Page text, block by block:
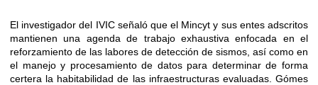
El investigador del IVIC señaló que el Mincyt y sus entes adscritos
mantienen una agenda de trabajo exhaustiva enfocada en el
reforzamiento de las labores de detección de sismos, así como en
el manejo y procesamiento de datos para determinar de forma
certera la habitabilidad de las infraestructuras evaluadas. Gómes